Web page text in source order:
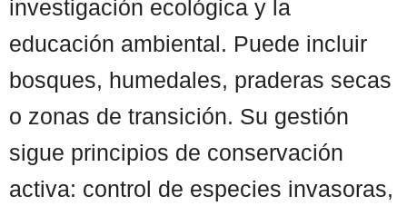
investigación ecológica y la
educación ambiental. Puede incluir
bosques, humedales, praderas secas
o zonas de transición. Su gestión
sigue principios de conservación
activa: control de especies invasoras,